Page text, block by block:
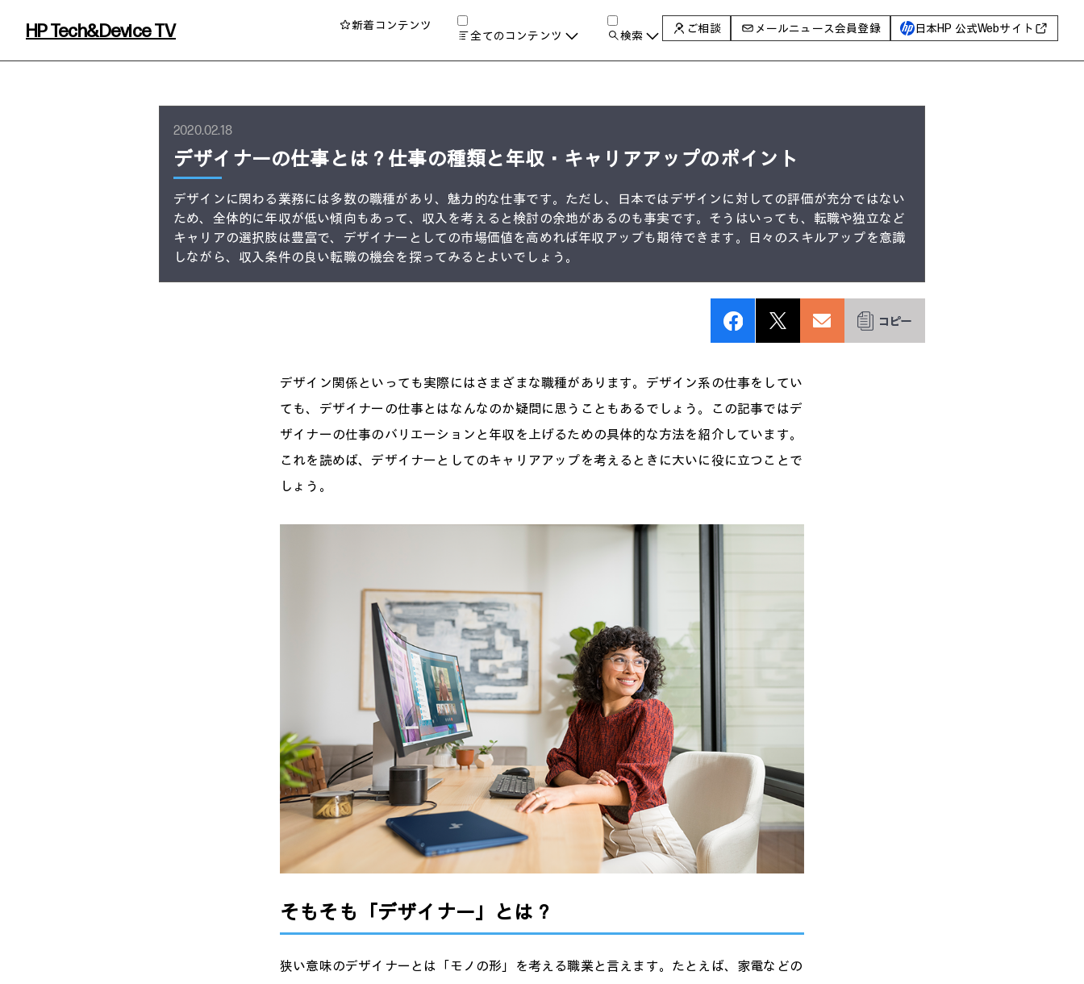
HP Tech&Device TV 新着コンテンツ
全てのコンテンツ
チャンネル
教育とテクノロジー
ハイブリッドワーク
ワークステーション
プリンター
タグ
AIワークステーション
WXP（DEXツール）
検索 ご相談 メールニュース会員登録 日本HP 公式Webサイト
2020.02.18
デザイナーの仕事とは？仕事の種類と年収・キャリアアップのポイント
デザインに関わる業務には多数の職種があり、魅力的な仕事です。ただし、日本ではデザインに対しての評価が充分ではない
ため、全体的に年収が低い傾向もあって、収入を考えると検討の余地があるのも事実です。そうはいっても、転職や独立など
キャリアの選択肢は豊富で、デザイナーとしての市場価値を高めれば年収アップも期待できます。日々のスキルアップを意識
しながら、収入条件の良い転職の機会を探ってみるとよいでしょう。
デザイン関係といっても実際にはさまざまな職種があります。デザイン系の仕事をしてい
ても、デザイナーの仕事とはなんなのか疑問に思うこともあるでしょう。この記事ではデ
ザイナーの仕事のバリエーションと年収を上げるための具体的な方法を紹介しています。
これを読めば、デザイナーとしてのキャリアアップを考えるときに大いに役に立つことで
しょう。
そもそも「デザイナー」とは？
狭い意味のデザイナーとは「モノの形」を考える職業と言えます。たとえば、家電などの